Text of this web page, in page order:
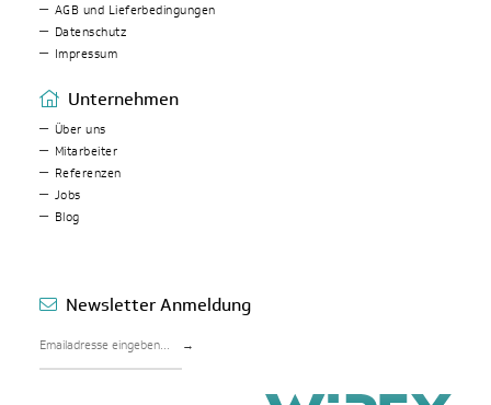
AGB und Lieferbedingungen
Datenschutz
Impressum
Unternehmen
Über uns
Mitarbeiter
Referenzen
Jobs
Blog
Newsletter Anmeldung
→